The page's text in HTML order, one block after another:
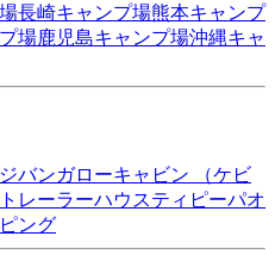
長崎キャンプ場熊本キャンプ
場鹿児島キャンプ場沖縄キャ
バンガローキャビン （ケビ
トレーラーハウスティピーパオ
ング